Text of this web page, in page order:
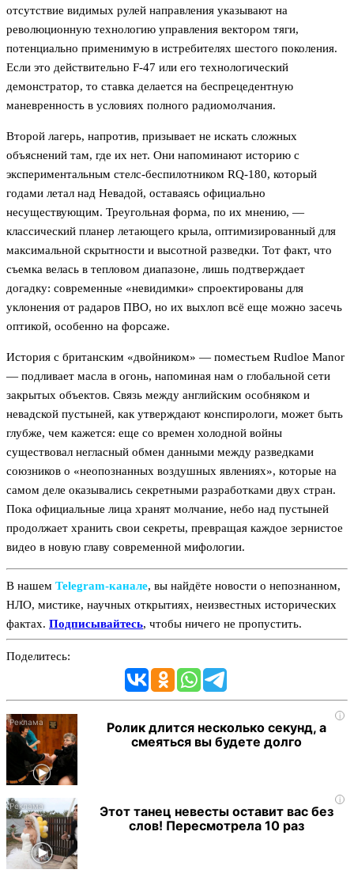
отсутствие видимых рулей направления указывают на
революционную технологию управления вектором тяги,
потенциально применимую в истребителях шестого поколения.
Если это действительно F-47 или его технологический
демонстратор, то ставка делается на беспрецедентную
маневренность в условиях полного радиомолчания.
Второй лагерь, напротив, призывает не искать сложных
объяснений там, где их нет. Они напоминают историю с
экспериментальным стелс-беспилотником RQ-180, который
годами летал над Невадой, оставаясь официально
несуществующим. Треугольная форма, по их мнению, —
классический планер летающего крыла, оптимизированный для
максимальной скрытности и высотной разведки. Тот факт, что
съемка велась в тепловом диапазоне, лишь подтверждает
догадку: современные «невидимки» спроектированы для
уклонения от радаров ПВО, но их выхлоп всё еще можно засечь
оптикой, особенно на форсаже.
История с британским «двойником» — поместьем Rudloe Manor
— подливает масла в огонь, напоминая нам о глобальной сети
закрытых объектов. Связь между английским особняком и
невадской пустыней, как утверждают конспирологи, может быть
глубже, чем кажется: еще со времен холодной войны
существовал негласный обмен данными между разведками
союзников о «неопознанных воздушных явлениях», которые на
самом деле оказывались секретными разработками двух стран.
Пока официальные лица хранят молчание, небо над пустыней
продолжает хранить свои секреты, превращая каждое зернистое
видео в новую главу современной мифологии.
В нашем Telegram‑канале, вы найдёте новости о непознанном,
НЛО, мистике, научных открытиях, неизвестных исторических
фактах. Подписывайтесь, чтобы ничего не пропустить.
Поделитесь:
i
Ролик длится несколько секунд, а
смеяться вы будете долго
i
Этот танец невесты оставит вас без
слов! Пересмотрела 10 раз